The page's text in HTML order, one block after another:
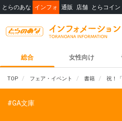
とらのあな インフォ 通販 店舗 とらコイン
総合 女性向け
TOP フェア・イベント 書籍 祝！
#GA文庫